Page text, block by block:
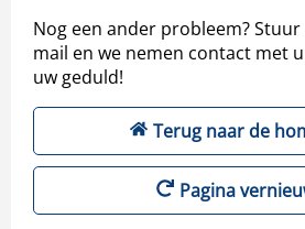
Nog een ander probleem?
mail en we nemen contact met
uw geduld!
Terug naar de
Pagina